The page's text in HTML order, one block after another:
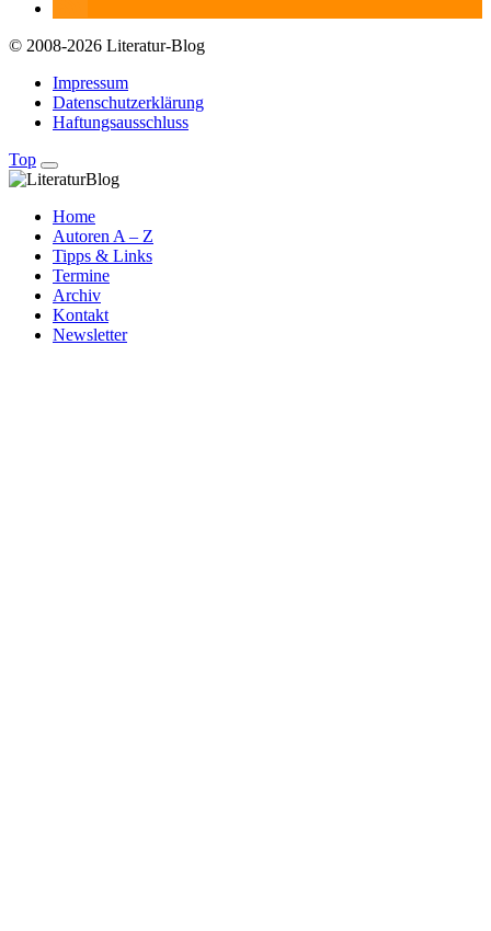
© 2008-2026 Literatur-Blog
Impressum
Datenschutzerklärung
Haftungsausschluss
Top
Home
Autoren A – Z
Tipps & Links
Termine
Archiv
Kontakt
Newsletter